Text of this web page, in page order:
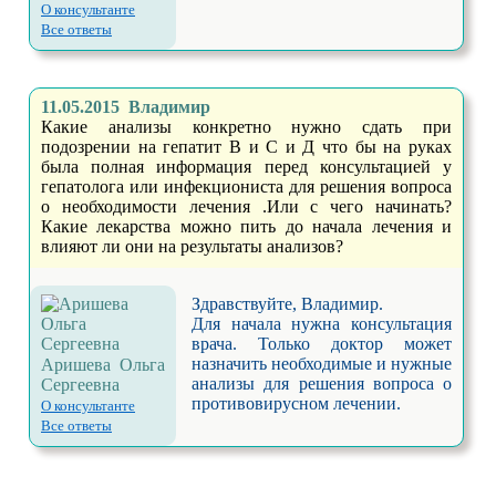
О консультанте
Все ответы
11.05.2015 Владимир
Какие анализы конкретно нужно сдать при
подозрении на гепатит В и С и Д что бы на руках
была полная информация перед консультацией у
гепатолога или инфекциониста для решения вопроса
о необходимости лечения .Или с чего начинать?
Какие лекарства можно пить до начала лечения и
влияют ли они на результаты анализов?
Аришева Ольга
Сергеевна
О консультанте
Все ответы
Здравствуйте, Владимир.
Для начала нужна консультация
врача. Только доктор может
назначить необходимые и нужные
анализы для решения вопроса о
противовирусном лечении.